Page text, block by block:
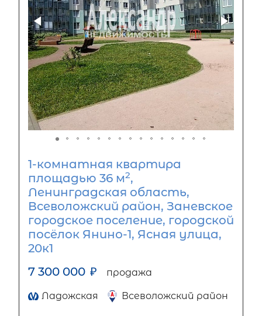
1-комнатная квартира
площадью 36 м2,
Ленинградская область,
Всеволожский район, Заневское
городское поселение, городской
посёлок Янино-1, Ясная улица,
20к1
7 300 000 ₽ продажа
Ладожская Всеволожский район